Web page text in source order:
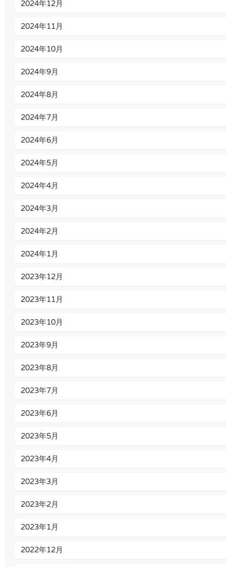
2024年12月
2024年11月
2024年10月
2024年9月
2024年8月
2024年7月
2024年6月
2024年5月
2024年4月
2024年3月
2024年2月
2024年1月
2023年12月
2023年11月
2023年10月
2023年9月
2023年8月
2023年7月
2023年6月
2023年5月
2023年4月
2023年3月
2023年2月
2023年1月
2022年12月